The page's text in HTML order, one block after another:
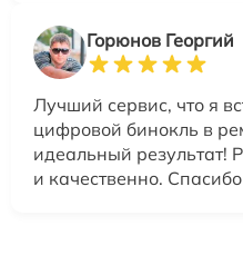
Горюнов Георгий
Лучший сервис, что я
цифровой бинокль в
идеальный результат!
и качественно.